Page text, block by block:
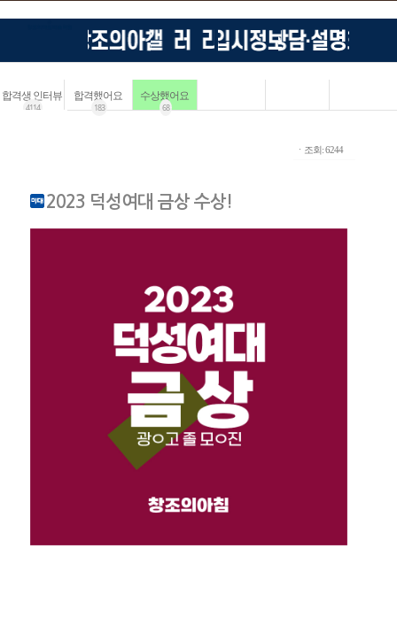
합격생 인터뷰
4114
합격했어요
183
수상했어요
68
ㆍ조회: 6244
2023 덕성여대 금상 수상!